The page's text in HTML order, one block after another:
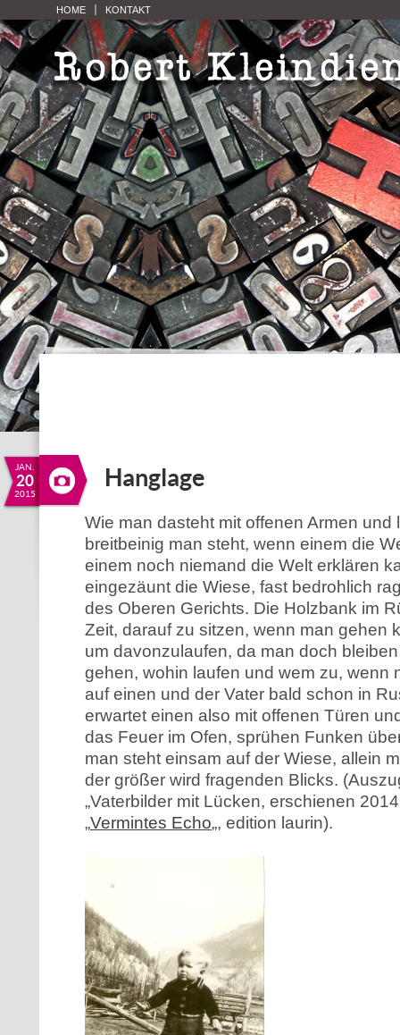
HOME KONTAKT
JAN.
20
2015
Hanglage
Wie man dasteht mit offenen Armen und
breitbeinig man steht, wenn einem die
einem noch niemand die Welt erklären
eingezäunt die Wiese, fast bedrohlich
des Oberen Gerichts. Die Holzbank im
Zeit, darauf zu sitzen, wenn man gehen
um davonzulaufen, da man doch
gehen, wohin laufen und wem zu, wenn
auf einen und der Vater bald schon in
erwartet einen also mit offenen Türen
das Feuer im Ofen, sprühen Funken
man steht einsam auf der Wiese, allein
der größer wird fragenden Blicks.
„Vaterbilder mit Lücken, erschienen
„Vermintes Echo„, edition laurin).